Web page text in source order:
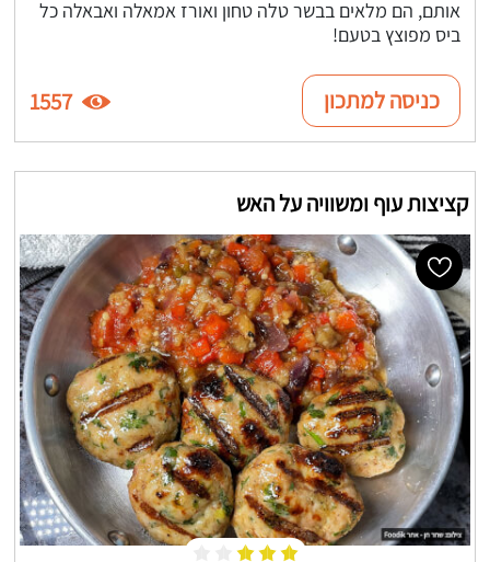
אותם, הם מלאים בבשר טלה טחון ואורז אמאלה ואבאלה כל
ביס מפוצץ בטעם!
כניסה למתכון 1557
קציצות עוף ומשוויה על האש